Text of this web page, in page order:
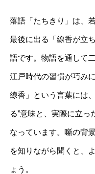
落語「たちきり」は、
最後に出る「線香が立
語です。物語を通して
江戸時代の習慣が巧み
線香」という言葉には
る”意味と、実際に立
なっています。噺の背
を知りながら聞くと、
ょう。